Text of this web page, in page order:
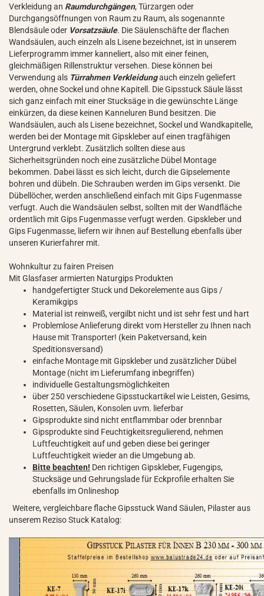
Verkleidung an Raumdurchgängen, Türzargen oder
Durchgangsöffnungen von Raum zu Raum, als sogenannte
Blendsäule oder Vorsatzsäule. Die Säulenschäfte der flachen
Wandsäulen, auch einzeln als Lisene bezeichnet, ist in unserem
Lieferprogramm immer kanneliert, also mit einer feinen,
gleichmäßigen Rillenstruktur versehen. Diese können bei
Verwendung als Türrahmen Verkleidungauch einzeln geliefert
werden, ohne Sockel und ohne Kapitell. Die Gipsstuck Säule lässt
sich ganz einfach mit einer Stucksäge in die gewünschte Länge
einkürzen, da diese keinen Kanneluren Bund besitzen. Die
Wandsäulen, auch als Lisene bezeichnet, Sockel und Wandkapitelle,
werden bei der Montage mit Gipskleber auf einen tragfähigen
Untergrund verklebt. Zusätzlich sollten diese aus
Sicherheitsgründen noch eine zusätzliche Dübel Montage
bekommen. Dabei lässt es sich leicht, durch die Gipselemente
bohren und dübeln. Die Schrauben werden im Gips versenkt. Die
Dübellöcher, werden anschließend einfach mit Gips Fugenmasse
verfugt. Auch die Wandsäulen selbst, sollten mit der Wandfläche
ordentlich mit Gips Fugenmasse verfugt werden. Gipskleber und
Gips Fugenmasse, liefern wir ihnen auf Bestellung ebenfalls über
unseren Kurierfahrer mit.
Wohnkultur zu fairen Preisen
Mit Glasfaser armierten Naturgips Produkten
handgefertigter Stuck und Dekorelemente aus Gips /
Keramikgips
Material ist reinweiß, vergilbt nicht und ist sehr fest und hart
Problemlose Anlieferung direkt vom Hersteller zu Ihnen nach
Hause mit Transporter! (kein Paketversand, kein
Speditionsversand)
einfache Montage mit Gipskleber und zusätzlicher Dübel
Montage (nicht im Lieferumfang inbegriffen)
individuelle Gestaltungsmöglichkeiten
über 250 verschiedene Gipsstuckartikel wie Leisten, Gesims,
Rosetten, Säulen, Konsolen uvm. lieferbar
Gipsprodukte sind nicht entflammbar oder brennbar
Gipsprodukte sind Feuchtigkeitsregulierend, nehmen
Luftfeuchtigkeit auf und geben diese bei geringer
Luftfeuchtigkeit wieder an die Umgebung ab.
Bitte beachten! Den richtigen Gipskleber, Fugengips,
Stucksäge und Gehrungslade für Eckprofile erhalten Sie
ebenfalls im Onlineshop
Weitere, vergleichbare flache Gipsstuck Wand Säulen, Pilaster aus
unserem Reziso Stuck Katalog: